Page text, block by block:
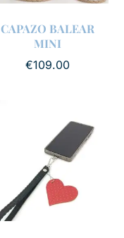
CAPAZO BALEAR
MINI
€109.00